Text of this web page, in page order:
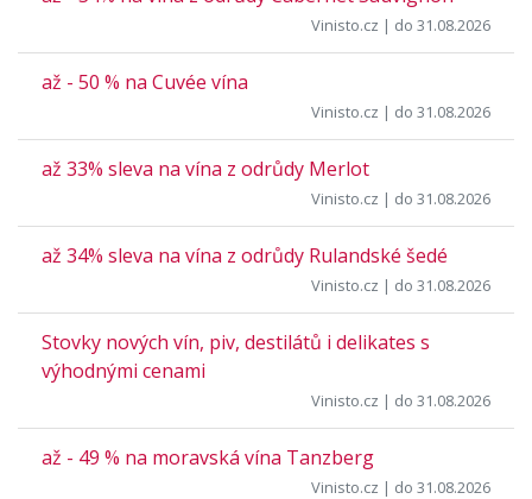
Vinisto.cz | do 31.08.2026
až - 50 % na Cuvée vína
Vinisto.cz | do 31.08.2026
až 33% sleva na vína z odrůdy Merlot
Vinisto.cz | do 31.08.2026
až 34% sleva na vína z odrůdy Rulandské šedé
Vinisto.cz | do 31.08.2026
Stovky nových vín, piv, destilátů i delikates s
výhodnými cenami
Vinisto.cz | do 31.08.2026
až - 49 % na moravská vína Tanzberg
Vinisto.cz | do 31.08.2026